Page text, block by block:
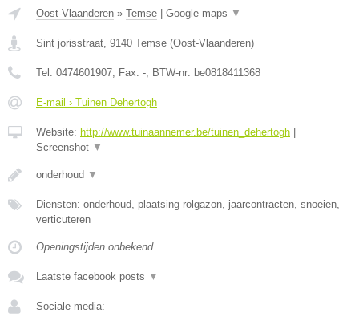
Oost-Vlaanderen » Temse Google maps ▼
Sint jorisstraat, 9140 Temse (Oost-Vlaanderen)
Tel: 0474601907, Fax: -, BTW-nr: be0818411368
E-mail › Tuinen Dehertogh
Website: http://www.tuinaannemer.be/tuinen_dehertogh
Screenshot ▼
onderhoud ▼
Diensten: onderhoud, plaatsing rolgazon, jaarcontracten, snoeien,
verticuteren
Openingstijden onbekend
Laatste facebook posts ▼
Sociale media: